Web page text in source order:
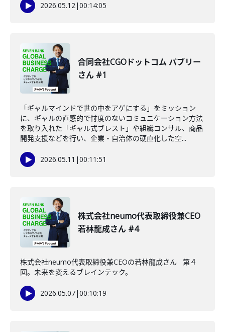
2026.05.12|00:14:05
合同会社CGOドットコム バブリー
さん #1
「ギャルマインドで世の中をアゲにする」をミッション
に、ギャルの直感的で忖度のないコミュニケーション方法
を取り入れた「ギャル式ブレスト」や組織コンサル、商品
開発支援などを行い、企業・自治体の硬直化した空...
2026.05.11 |00:11:51
株式会社neumo代表取締役兼CEO
若林龍成さん #4
株式会社neumo代表取締役兼CEOの若林龍成さん 第４
回。未来を変えるブレインテック。
2026.05.07|00:10:19